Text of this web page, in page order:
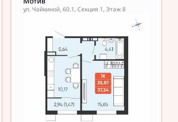
ул. Чайкиной, 60.1, Секция 1, Этаж 8